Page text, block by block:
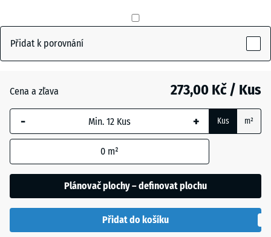
šedá
zelená
+ 24,00 Kč
Přidat k porovnání
Cena a zľava 273,00 Kč / Kus
- + Kus m²
0 m²
Plánovač plochy – definovat plochu
Přidat do košíku